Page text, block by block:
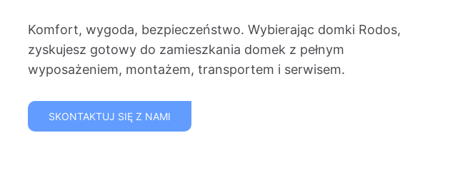
Komfort, wygoda, bezpieczeństwo. Wybierając domki Rodos,
zyskujesz gotowy do zamieszkania domek z pełnym
wyposażeniem, montażem, transportem i serwisem.
SKONTAKTUJ SIĘ Z NAMI